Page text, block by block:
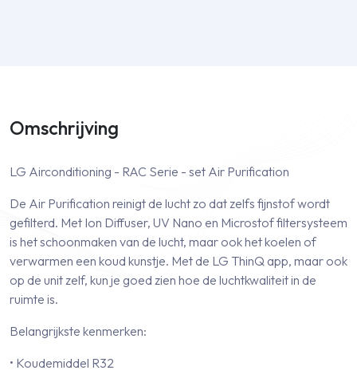
Omschrijving
LG Airconditioning - RAC Serie - set Air Purification
De Air Purification reinigt de lucht zo dat zelfs fijnstof wordt
gefilterd. Met Ion Diffuser, UV Nano en Microstof filtersysteem
is het schoonmaken van de lucht, maar ook het koelen of
verwarmen een koud kunstje. Met de LG ThinQ app, maar ook
op de unit zelf, kun je goed zien hoe de luchtkwaliteit in de
ruimte is.
Belangrijkste kenmerken:
• Koudemiddel R32